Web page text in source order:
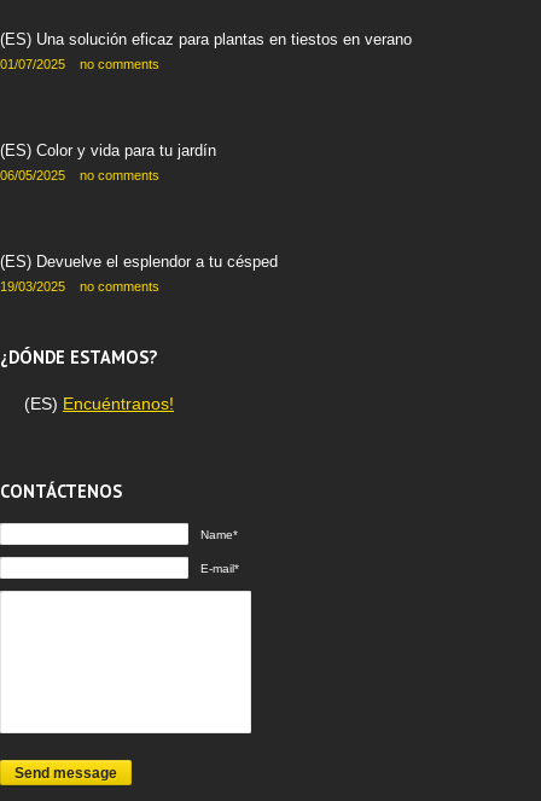
(ES) Una solución eficaz para plantas en tiestos en verano
01/07/2025 no comments
(ES) Color y vida para tu jardín
06/05/2025 no comments
(ES) Devuelve el esplendor a tu césped
19/03/2025 no comments
¿DÓNDE ESTAMOS?
(ES) Encuéntranos!
CONTÁCTENOS
Name*
E-mail*
Send message